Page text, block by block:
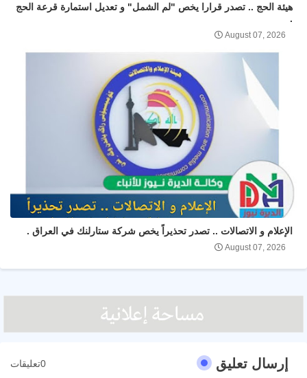
هيئة الحج .. تصدر قرارا يخص "لم الشمل" و تعديل استمارة قرعة الحج
.
August 07, 2026
الإعلام و الاتصالات .. تصدر تحذيراً يخص شركة ستارلنك في العراق .
August 07, 2026
إرسال تعليق 0تعليقات